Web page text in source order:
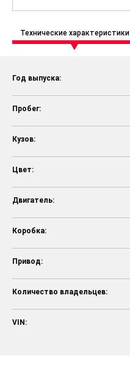
Технические характеристики
Год выпуска:
Пробег:
Кузов:
Цвет:
Двигатель:
Коробка:
Привод:
Количество владельцев:
VIN: